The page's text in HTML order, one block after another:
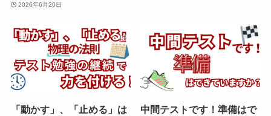
2026年6月20日
「動かす」、「止める」は
中間テストです！準備はで